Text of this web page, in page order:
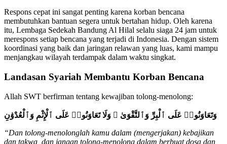
Respons cepat ini sangat penting karena korban bencana
membutuhkan bantuan segera untuk bertahan hidup. Oleh karena
itu, Lembaga Sedekah Bandung Al Hilal selalu siaga 24 jam untuk
merespons setiap bencana yang terjadi di Indonesia. Dengan sistem
koordinasi yang baik dan jaringan relawan yang luas, kami mampu
menjangkau wilayah terdampak dalam waktu singkat.
Landasan Syariah Membantu Korban Bencana
Allah SWT berfirman tentang kewajiban tolong-menolong:
وَتَعَاوَنُوا۟ عَلَى ٱلْبِرِّ وَٱلتَّقْوَىٰ ۖ وَلَا تَعَاوَنُوا۟ عَلَى ٱلْإِثْمِ وَٱلْعُدْوَٰنِ
“Dan tolong-menolonglah kamu dalam (mengerjakan) kebajikan
dan takwa, dan jangan tolong-menolong dalam berbuat dosa dan